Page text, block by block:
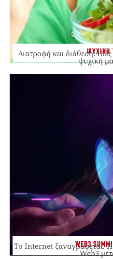
ΨΥΧΙΚΗ
Διατροφή και διάθεση:
ψυχική
WEB3
Το Internet ξαναγράφεται. Η
Web3